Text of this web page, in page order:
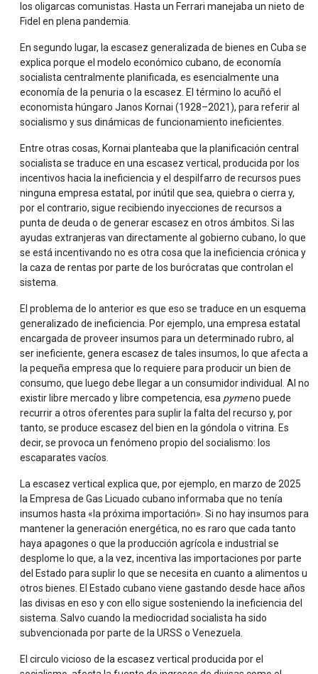
los oligarcas comunistas. Hasta un Ferrari manejaba un nieto de
Fidel en plena pandemia.
En segundo lugar, la escasez generalizada de bienes en Cuba se
explica porque el modelo económico cubano, de economía
socialista centralmente planificada, es esencialmente una
economía de la penuria o la escasez. El término lo acuñó el
economista húngaro Janos Kornai (1928–2021), para referir al
socialismo y sus dinámicas de funcionamiento ineficientes.
Entre otras cosas, Kornai planteaba que la planificación central
socialista se traduce en una escasez vertical, producida por los
incentivos hacia la ineficiencia y el despilfarro de recursos pues
ninguna empresa estatal, por inútil que sea, quiebra o cierra y,
por el contrario, sigue recibiendo inyecciones de recursos a
punta de deuda o de generar escasez en otros ámbitos. Si las
ayudas extranjeras van directamente al gobierno cubano, lo que
se está incentivando no es otra cosa que la ineficiencia crónica y
la caza de rentas por parte de los burócratas que controlan el
sistema.
El problema de lo anterior es que eso se traduce en un esquema
generalizado de ineficiencia. Por ejemplo, una empresa estatal
encargada de proveer insumos para un determinado rubro, al
ser ineficiente, genera escasez de tales insumos, lo que afecta a
la pequeña empresa que lo requiere para producir un bien de
consumo, que luego debe llegar a un consumidor individual. Al no
existir libre mercado y libre competencia, esa pymeno puede
recurrir a otros oferentes para suplir la falta del recurso y, por
tanto, se produce escasez del bien en la góndola o vitrina. Es
decir, se provoca un fenómeno propio del socialismo: los
escaparates vacíos.
La escasez vertical explica que, por ejemplo, en marzo de 2025
la Empresa de Gas Licuado cubano informaba que no tenía
insumos hasta «la próxima importación». Si no hay insumos para
mantener la generación energética, no es raro que cada tanto
haya apagones o que la producción agrícola e industrial se
desplome lo que, a la vez, incentiva las importaciones por parte
del Estado para suplir lo que se necesita en cuanto a alimentos u
otros bienes. El Estado cubano viene gastando desde hace años
las divisas en eso y con ello sigue sosteniendo la ineficiencia del
sistema. Salvo cuando la mediocridad socialista ha sido
subvencionada por parte de la URSS o Venezuela.
El circulo vicioso de la escasez vertical producida por el